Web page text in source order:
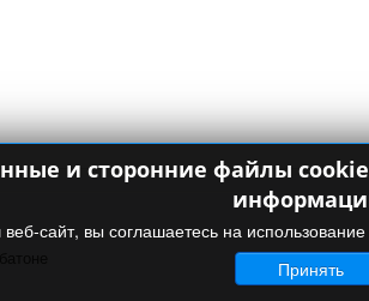
и сторонние файлы
сайт, вы соглашаетесь на
Принять